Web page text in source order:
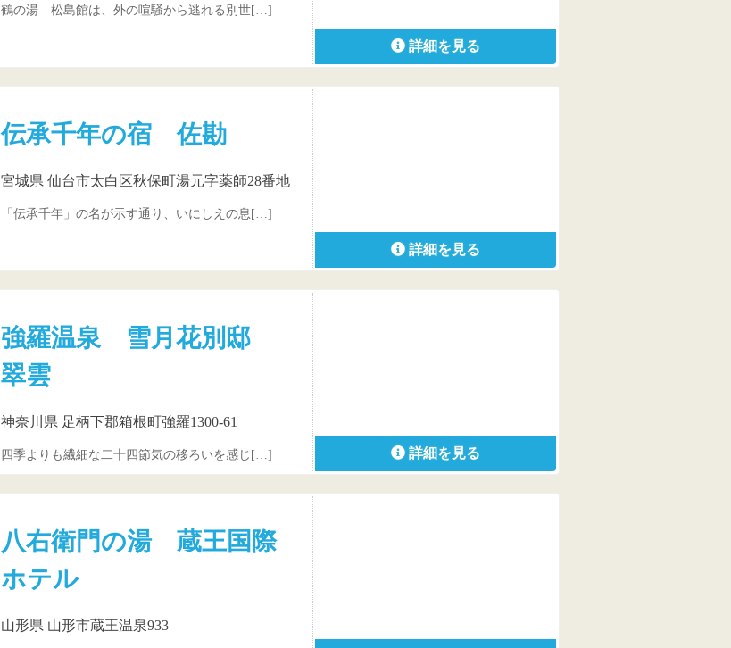
鶴の湯 松島館は、外の喧騒から逃れる別世[…]
詳細を見る
伝承千年の宿 佐勘
宮城県 仙台市太白区秋保町湯元字薬師28番地
「伝承千年」の名が示す通り、いにしえの息[…]
詳細を見る
強羅温泉 雪月花別邸
翠雲
神奈川県 足柄下郡箱根町強羅1300-61
四季よりも繊細な二十四節気の移ろいを感じ[…] 詳細を見る
八右衛門の湯 蔵王国際
ホテル
山形県 山形市蔵王温泉933